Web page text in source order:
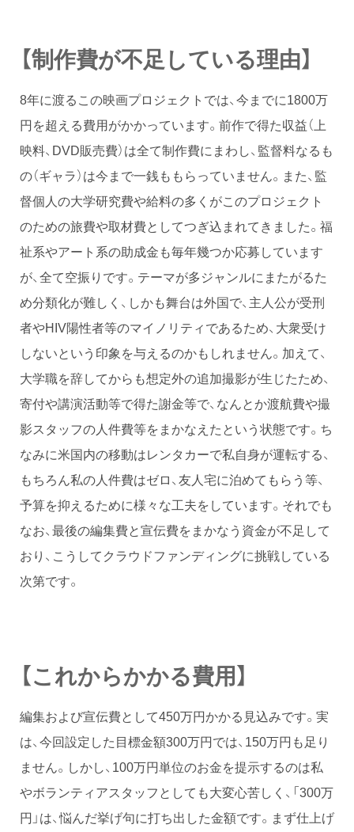
【制作費が不足している理由】
8年に渡るこの映画プロジェクトでは、今までに1800万
円を超える費用がかかっています。前作で得た収益（上
映料、DVD販売費）は全て制作費にまわし、監督料なるも
の（ギャラ）は今まで一銭ももらっていません。また、監
督個人の大学研究費や給料の多くがこのプロジェクト
のための旅費や取材費としてつぎ込まれてきました。福
祉系やアート系の助成金も毎年幾つか応募しています
が、全て空振りです。テーマが多ジャンルにまたがるた
め分類化が難しく、しかも舞台は外国で、主人公が受刑
者やHIV陽性者等のマイノリティであるため、大衆受け
しないという印象を与えるのかもしれません。加えて、
大学職を辞してからも想定外の追加撮影が生じたため、
寄付や講演活動等で得た謝金等で、なんとか渡航費や撮
影スタッフの人件費等をまかなえたという状態です。ち
なみに米国内の移動はレンタカーで私自身が運転する、
もちろん私の人件費はゼロ、友人宅に泊めてもらう等、
予算を抑えるために様々な工夫をしています。それでも
なお、最後の編集費と宣伝費をまかなう資金が不足して
おり、こうしてクラウドファンディングに挑戦している
次第です。
【これからかかる費用】
編集および宣伝費として450万円かかる見込みです。実
は、今回設定した目標金額300万円では、150万円も足り
ません。しかし、100万円単位のお金を提示するのは私
やボランティアスタッフとしても大変心苦しく、「300万
円」は、悩んだ挙げ句に打ち出した金額です。まず仕上げ